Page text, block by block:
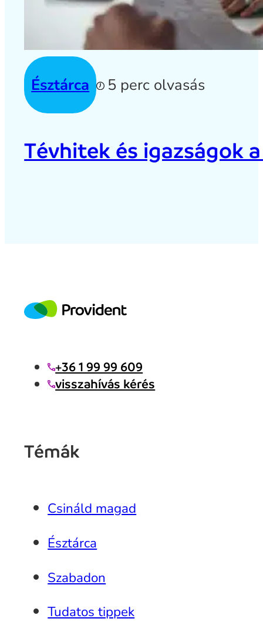
Észtárca 5 perc olvasás
Tévhitek és igazságok
+36 1 99 99 609
visszahívás kérés
Témák
Csináld magad
Észtárca
Szabadon
Tudatos tippek